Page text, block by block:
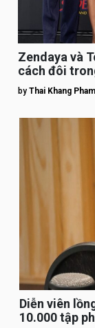
Zendaya và
cách đôi
by Thai Khang Pham
Diễn viên
10.000 tập